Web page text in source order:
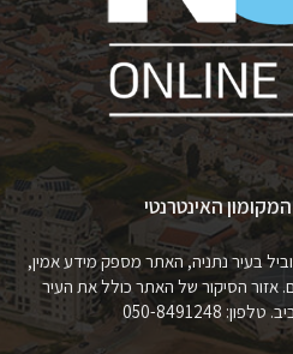
המקומון האינטרנטי
בעיר נתניה, האתר מספק מידע אמין,
אזור הסיקור של האתר כולל את העיר
050-8491248